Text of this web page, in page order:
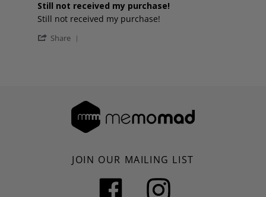
rating
Still not received my purchase!
Review
Rym
review
Still
Still not received my purchase!
Share
Jul
2019
JOIN OUR MAILING LIST